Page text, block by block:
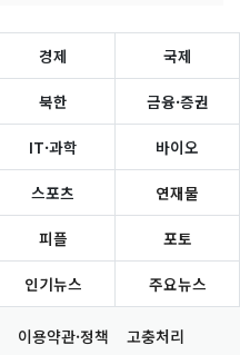
경제 국제
북한 금융·증권
IT·과학 바이오
스포츠 연재물
피플 포토
인기뉴스 주요뉴스
이용약관·정책 고충처리